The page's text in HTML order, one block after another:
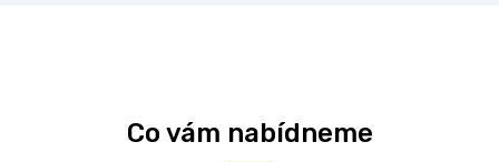
Co vám nabídneme